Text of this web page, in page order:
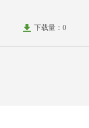
下载量：0